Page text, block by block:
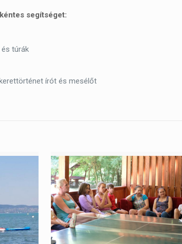
segítséget:
túrák
írót és mesélőt